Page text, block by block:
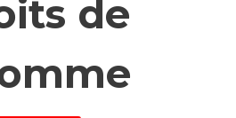
de